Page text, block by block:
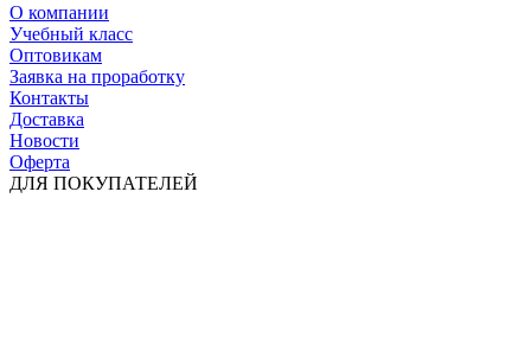
О компании
Учебный класс
Оптовикам
Заявка на проработку
Контакты
Доставка
Новости
Оферта
ДЛЯ ПОКУПАТЕЛЕЙ